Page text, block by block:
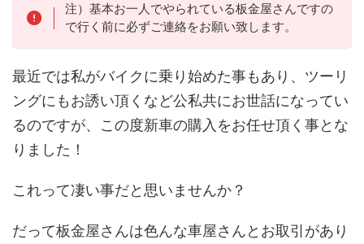
注）基本お一人でやられている板金屋さんですの
で行く前に必ずご連絡をお願い致します。
最近では私がバイクに乗り始めた事もあり、ツーリ
ングにもお誘い頂くなど公私共にお世話になってい
るのですが、この度新車の購入をお任せ頂く事とな
りました！
これって凄い事だと思いませんか？
だって板金屋さんは色んな車屋さんとお取引があり